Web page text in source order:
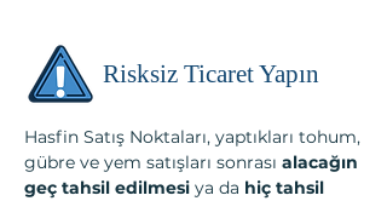
Risksiz Ticaret Yapın
Hasfin Satış Noktaları, yaptıkları tohum,
gübre ve yem satışları sonrası alacağın
geç tahsil edilmesi ya da hiç tahsil